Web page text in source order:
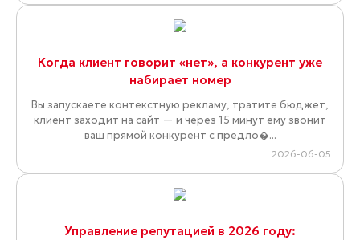
Когда клиент говорит «нет», а конкурент уже
набирает номер
Вы запускаете контекстную рекламу, тратите бюджет,
клиент заходит на сайт — и через 15 минут ему звонит
ваш прямой конкурент с предло�...
2026-06-05
Управление репутацией в 2026 году: